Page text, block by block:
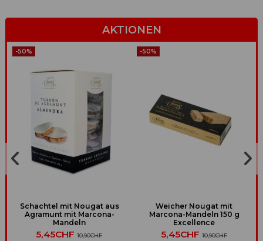
AKTIONEN
-50%
Schachtel mit Nougat aus
Agramunt mit Marcona-
Mandeln
5,45CHF10,90CHF
-50%
Weicher Nougat mit
Marcona-Mandeln 150 g
Excellence
5,45CHF 10,90CHF